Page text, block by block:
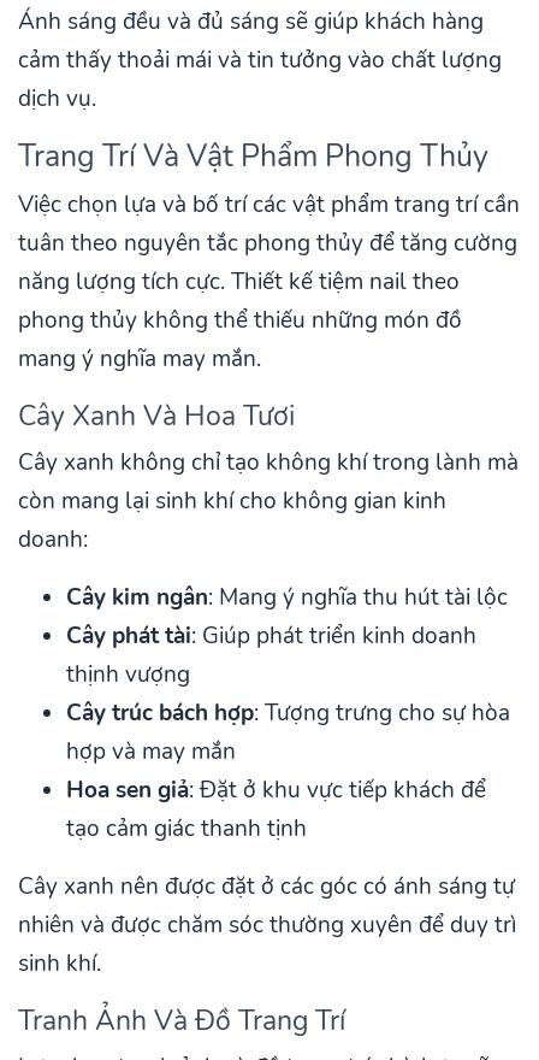
Ánh sáng đều và đủ sáng sẽ giúp khách hàng
cảm thấy thoải mái và tin tưởng vào chất lượng
dịch vụ.
Trang Trí Và Vật Phẩm Phong Thủy
Việc chọn lựa và bố trí các vật phẩm trang trí cần
tuân theo nguyên tắc phong thủy để tăng cường
năng lượng tích cực. Thiết kế tiệm nail theo
phong thủy không thể thiếu những món đồ
mang ý nghĩa may mắn.
Cây Xanh Và Hoa Tươi
Cây xanh không chỉ tạo không khí trong lành mà
còn mang lại sinh khí cho không gian kinh
doanh:
Cây kim ngân: Mang ý nghĩa thu hút tài lộc
Cây phát tài: Giúp phát triển kinh doanh
thịnh vượng
Cây trúc bách hợp: Tượng trưng cho sự hòa
hợp và may mắn
Hoa sen giả: Đặt ở khu vực tiếp khách để
tạo cảm giác thanh tịnh
Cây xanh nên được đặt ở các góc có ánh sáng tự
nhiên và được chăm sóc thường xuyên để duy trì
sinh khí.
Tranh Ảnh Và Đồ Trang Trí